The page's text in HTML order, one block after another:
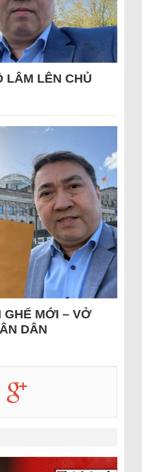
LÂM LÊN CHỦ
GHẾ MỚI – VỞ
DÂN